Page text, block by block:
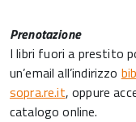
Prenotazione
I libri fuori a prestito
un’email all’indirizzo
sopra.re.it, oppure
catalogo online.